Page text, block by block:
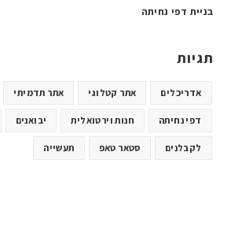
בניית דפי נחיתה
תגיות
אדריכלים אתר קטלוגי אתר תדמיתי
דפי נחיתה חנות וירטואלית יבואנים
לקבלנים סטאר טאפ תעשייה